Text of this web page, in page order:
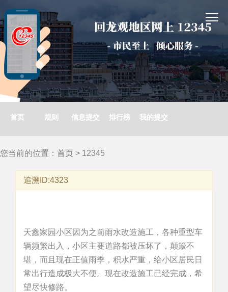
首页 规则 信息提交 排行榜 我的提交
您当前的位置： 首页 > 12345
追溯ID:4323
天鑫家园小区因为之前雨水改造施工，各种重型车
辆频繁出入，小区主要道路都被压坏了，颠簸不
堪，而且现在正值雨季，积水严重，给小区居民日
常出行造成极大不便。现在改造施工已经完成，希
望尽快修路。